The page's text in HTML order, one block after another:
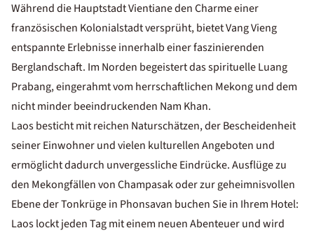
Während die Hauptstadt Vientiane den Charme einer
französischen Kolonialstadt versprüht, bietet Vang Vieng
entspannte Erlebnisse innerhalb einer faszinierenden
Berglandschaft. Im Norden begeistert das spirituelle Luang
Prabang, eingerahmt vom herrschaftlichen Mekong und dem
nicht minder beeindruckenden Nam Khan.
Laos besticht mit reichen Naturschätzen, der Bescheidenheit
seiner Einwohner und vielen kulturellen Angeboten und
ermöglicht dadurch unvergessliche Eindrücke. Ausflüge zu
den Mekongfällen von Champasak oder zur geheimnisvollen
Ebene der Tonkrüge in Phonsavan buchen Sie in Ihrem Hotel:
Laos lockt jeden Tag mit einem neuen Abenteuer und wird